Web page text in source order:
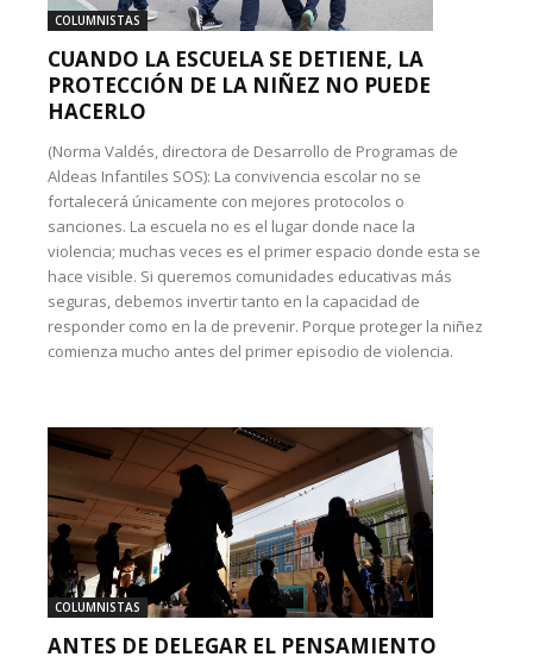
COLUMNISTAS
CUANDO LA ESCUELA SE DETIENE, LA
PROTECCIÓN DE LA NIÑEZ NO PUEDE
HACERLO
(Norma Valdés, directora de Desarrollo de Programas de
Aldeas Infantiles SOS): La convivencia escolar no se
fortalecerá únicamente con mejores protocolos o
sanciones. La escuela no es el lugar donde nace la
violencia; muchas veces es el primer espacio donde esta se
hace visible. Si queremos comunidades educativas más
seguras, debemos invertir tanto en la capacidad de
responder como en la de prevenir. Porque proteger la niñez
comienza mucho antes del primer episodio de violencia.
COLUMNISTAS
ANTES DE DELEGAR EL PENSAMIENTO